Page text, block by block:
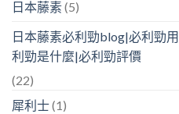
日本藤素(5)
日本藤素必利勁blog|必利勁
利勁是什麼|必利勁評價
(22)
犀利士(1)